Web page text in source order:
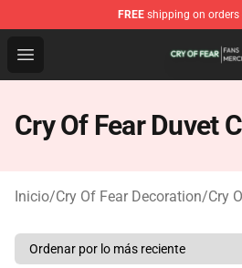
FREE shipping on orders
Open menu
Cry Of Fear Shop - Official Cry
Cry Of Fear Duvet
Inicio/Cry Of Fear Decoration/Cry